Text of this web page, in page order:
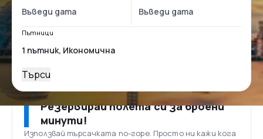
Пътници
Търси
Резервирай полета си за броени
минути!
Използвай търсачката по-горе. Просто ни кажи кога